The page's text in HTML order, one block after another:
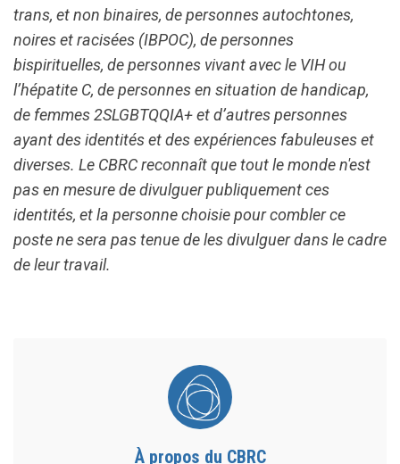
trans, et non binaires, de personnes autochtones,
noires et racisées (IBPOC), de personnes
bispirituelles, de personnes vivant avec le VIH ou
l’hépatite C, de personnes en situation de handicap,
de femmes 2SLGBTQQIA+ et d’autres personnes
ayant des identités et des expériences fabuleuses et
diverses. Le CBRC reconnaît que tout le monde n'est
pas en mesure de divulguer publiquement ces
identités, et la personne choisie pour combler ce
poste ne sera pas tenue de les divulguer dans le cadre
de leur travail.
À propos du CBRC